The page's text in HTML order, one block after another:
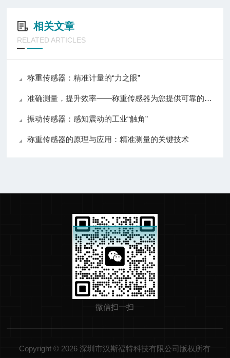
相关文章
RELATED ARTICLES
称重传感器：精准计量的“力之眼”
准确测量，提升效率——称重传感器为您提供可靠的数据支持
振动传感器：感知震动的工业“触角”
称重传感器的原理与应用：精准测量的关键技术
微信扫一扫
Copyright © 2026 深圳市汉斯福特科技有限公司版权所有